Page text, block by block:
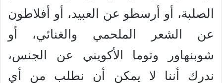
الصلبة، أو أرسطو عن العبيد، أو أفلاطون
عن الشعر الملحمي والغنائي، أو
شوبنهاور وتوما الأكويني عن الجنس،
ندرك أننا لا يمكن أن نطلب من أي